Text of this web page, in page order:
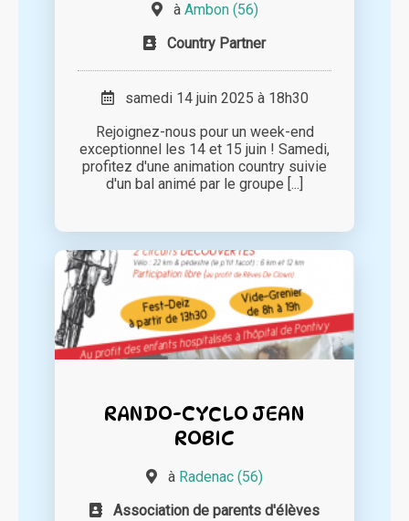
à Ambon (56)
Country Partner
samedi 14 juin 2025 à 18h30
Rejoignez-nous pour un week-end
exceptionnel les 14 et 15 juin ! Samedi,
profitez d'une animation country suivie
d'un bal animé par le groupe [...]
RANDO-CYCLO JEAN
ROBIC
à Radenac (56)
Association de parents d'élèves